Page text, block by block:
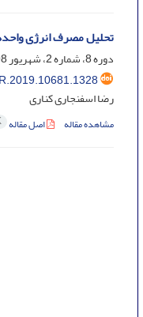
تحلیل مصرف انرژی
دوره 8، شماره 2، شهریور 1398، صفحه
رضا اسفنجاری کناری
مشاهده مقاله اصل مقاله